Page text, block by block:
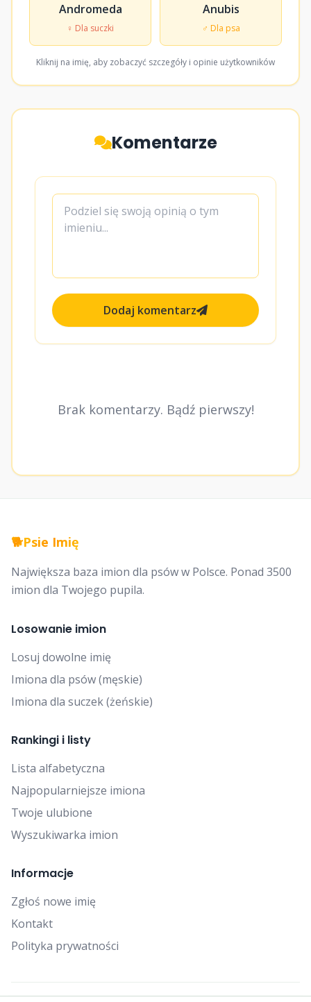
Andromeda
♀ Dla suczki
Anubis
♂ Dla psa
Kliknij na imię, aby zobaczyć szczegóły i opinie użytkowników
Komentarze
Dodaj komentarz
Brak komentarzy. Bądź pierwszy!
🐕Psie Imię
Największa baza imion dla psów w Polsce. Ponad 3500
imion dla Twojego pupila.
Losowanie imion
Losuj dowolne imię
Imiona dla psów (męskie)
Imiona dla suczek (żeńskie)
Rankingi i listy
Lista alfabetyczna
Najpopularniejsze imiona
Twoje ulubione
Wyszukiwarka imion
Informacje
Zgłoś nowe imię
Kontakt
Polityka prywatności